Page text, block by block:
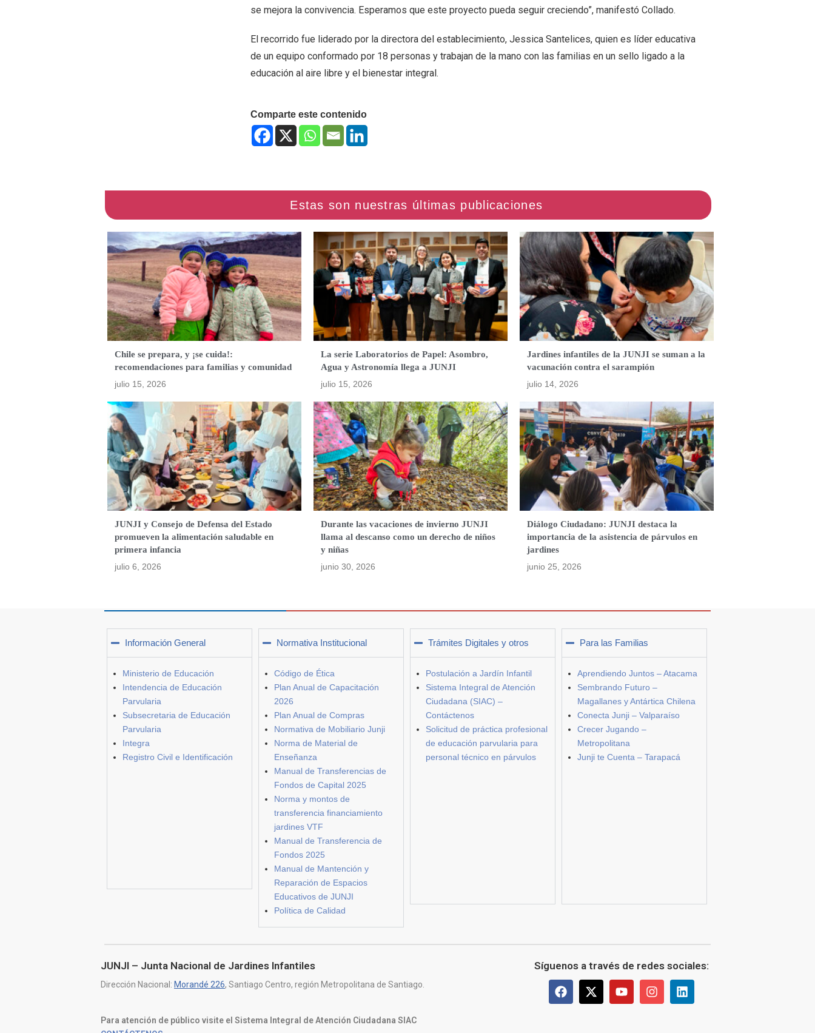
se mejora la convivencia. Esperamos que este proyecto pueda seguir creciendo”, manifestó Collado.
El recorrido fue liderado por la directora del establecimiento, Jessica Santelices, quien es líder educativa
de un equipo conformado por 18 personas y trabajan de la mano con las familias en un sello ligado a la
educación al aire libre y el bienestar integral.
Comparte este contenido
Chile se prepara, y ¡se cuida!:
recomendaciones para familias y comunidad
julio 15, 2026
La serie Laboratorios de Papel: Asombro,
Agua y Astronomía llega a JUNJI
julio 15, 2026
Jardines infantiles de la JUNJI se suman a la
vacunación contra el sarampión
julio 14, 2026
JUNJI y Consejo de Defensa del Estado
promueven la alimentación saludable en
primera infancia
julio 6, 2026
Durante las vacaciones de invierno JUNJI
llama al descanso como un derecho de niños
y niñas
junio 30, 2026
Diálogo Ciudadano: JUNJI destaca la
importancia de la asistencia de párvulos en
jardines
junio 25, 2026
Información General
Ministerio de Educación
Intendencia de Educación
Parvularia
Subsecretaria de Educación
Parvularia
Integra
Registro Civil e Identificación
Normativa Institucional
Código de Ética
Plan Anual de Capacitación
2026
Plan Anual de Compras
Normativa de Mobiliario Junji
Norma de Material de
Enseñanza
Manual de Transferencias de
Fondos de Capital 2025
Norma y montos de
transferencia financiamiento
jardines VTF
Manual de Transferencia de
Fondos 2025
Manual de Mantención y
Reparación de Espacios
Educativos de JUNJI
Política de Calidad
Trámites Digitales y otros
Postulación a Jardín Infantil
Sistema Integral de Atención
Ciudadana (SIAC) –
Contáctenos
Solicitud de práctica profesional
de educación parvularia para
personal técnico en párvulos
Para las Familias
Aprendiendo Juntos – Atacama
Sembrando Futuro –
Magallanes y Antártica Chilena
Conecta Junji – Valparaíso
Crecer Jugando –
Metropolitana
Junji te Cuenta – Tarapacá
JUNJI – Junta Nacional de Jardines Infantiles
Dirección Nacional: Morandé 226, Santiago Centro, región Metropolitana de Santiago.
Para atención de público visite el Sistema Integral de Atención Ciudadana SIAC
Síguenos a través de redes sociales: